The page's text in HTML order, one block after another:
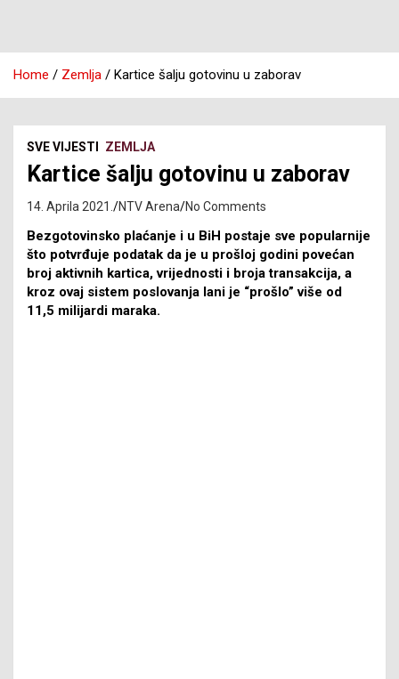
Home Zemlja Kartice šalju gotovinu u zaborav
SVE VIJESTI ZEMLJA
Kartice šalju gotovinu u zaborav
14. Aprila 2021. NTV Arena No Comments
Bezgotovinsko plaćanje i u BiH postaje sve popularnije
što potvrđuje podatak da je u prošloj godini povećan
broj aktivnih kartica, vrijednosti i broja transakcija, a
kroz ovaj sistem poslovanja lani je “prošlo” više od
11,5 milijardi maraka.